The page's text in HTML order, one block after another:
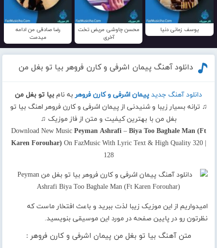
یوسف زمانی دنیا
محسن چاوشی مریض تخت
آخری
رضا صادقی من ادامه
میدمت
دانلود آهنگ پیمان اشرفی و کارن فروهر بیا تو بغل من
دانلود آهنگ جدید پیمان اشرفی و کارن فروهربه نام بیا تو بغل من
♫ ترانه بسیار زیبا و شنیدنی از پیمان اشرفی و کارن فروهر اهنگ بیا تو
بغل من با بهترین کیفیت و متن از فاز موزیک ♫
Download New Music Peyman Ashrafi– Biya Too Baghale Man (Ft
Karen Forouhar) On FazMusic With Lyric Text & High Quality 320 |
128
امیدواریم از این موزیک زیبا لذت ببرید و باعث افتخار ماست که
نظرتون رو در پایین صفحه در مورد این موسیقی بنویسید.
متن آهنگ بیا تو بغل من پیمان اشرفی و کارن فروهر :